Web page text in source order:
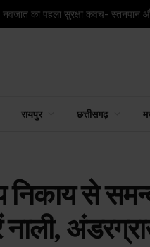
का पहला सुरक्षा कवच- स्तनपान
रायपुर छत्तीसगढ़
निकाय से
नाली,